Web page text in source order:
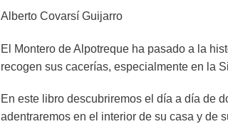
Alberto Covarsí Guijarro
El Montero de Alpotreque ha pasado a la
recogen sus cacerías, especialmente en la
En este libro descubriremos el día a día de
adentraremos en el interior de su casa y de